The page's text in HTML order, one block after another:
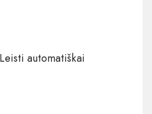
automatiškai